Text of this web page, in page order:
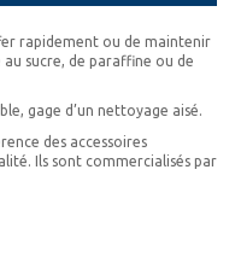
rapidement ou de maintenir
sucre, de paraffine ou de
gage d’un nettoyage aisé.
des accessoires
Ils sont commercialisés par